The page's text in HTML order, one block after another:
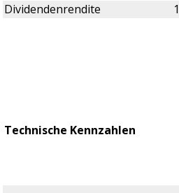
Dividendenrendite
Technische Kennzahlen